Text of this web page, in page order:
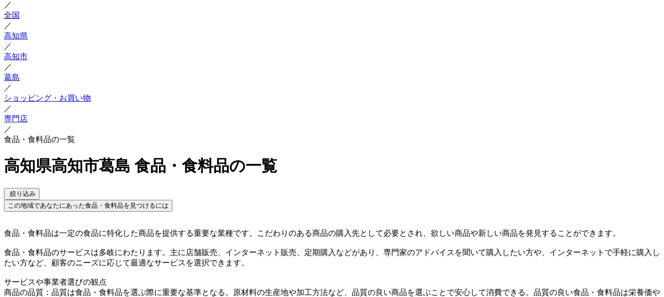
／
全国
／
高知県
／
高知市
／
葛島
／
ショッピング・お買い物
／
専門店
／
食品・食料品の一覧
高知県高知市葛島 食品・食料品の一覧
絞り込み
この地域であなたにあった食品・食料品を見つけるには
食品・食料品は一定の食品に特化した商品を提供する重要な業種です。こだわりのある商品の購入先として必要とされ、欲しい商品や新しい商品を発見することができます。
食品・食料品のサービスは多岐にわたります。主に店舗販売、インターネット販売、定期購入などがあり、専門家のアドバイスを聞いて購入したい方や、インターネットで手軽に購入し
たい方など、顧客のニーズに応じて最適なサービスを選択できます。
サービスや事業者選びの観点
商品の品質：品質は食品・食料品を選ぶ際に重要な基準となる。原材料の生産地や加工方法など、品質の良い商品を選ぶことで安心して消費できる。品質の良い食品・食料品は栄養価や